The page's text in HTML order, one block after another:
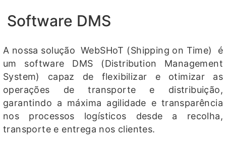
Software DMS
A nossa solução WebSHoT (Shipping on Time) é
um software DMS (Distribution Management
System) capaz de flexibilizar e otimizar as
operações de transporte e distribuição,
garantindo a máxima agilidade e transparência
nos processos logísticos desde a recolha,
transporte e entrega nos clientes.